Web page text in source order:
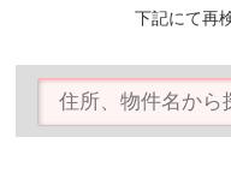
下記にて再